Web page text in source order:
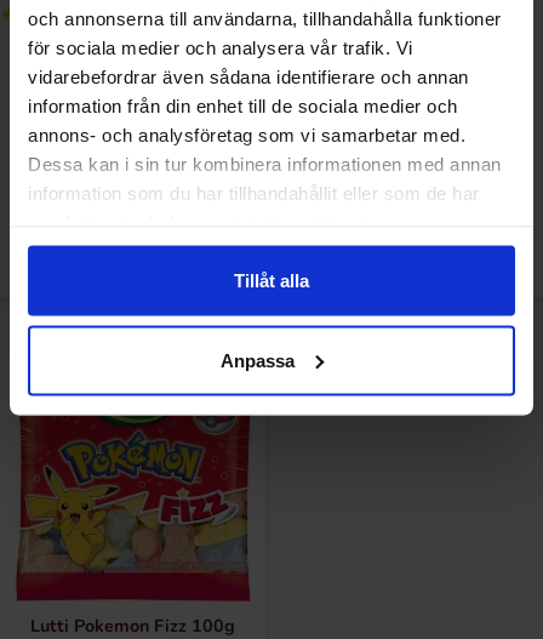
och annonserna till användarna, tillhandahålla funktioner
för sociala medier och analysera vår trafik. Vi
vidarebefordrar även sådana identifierare och annan
information från din enhet till de sociala medier och
annons- och analysföretag som vi samarbetar med.
Dessa kan i sin tur kombinera informationen med annan
information som du har tillhandahållit eller som de har
Tillåt alla
Anpassa
Lutti Krokodiler 1kg
17.90 EUR/kpl
Katso
Lutti Crocodiller 130g
2.69 EUR/kpl
Katso
Lutti Pokemon Fizz 100g